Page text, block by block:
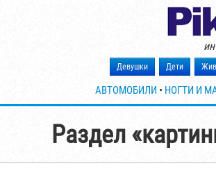
Девушки Дети
АВТОМОБИЛИ • НОГТИ И
Раздел